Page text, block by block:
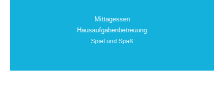
Mittagessen
Hausaufgabenbetreuung
Spiel und Spaß